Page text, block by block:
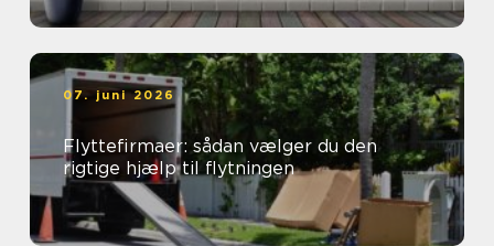
07. juni 2026
Flyttefirmaer: sådan vælger du den
rigtige hjælp til flytningen